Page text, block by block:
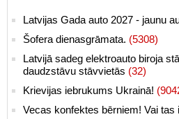
Latvijas Gada auto 2027 - jaunu
Šofera dienasgrāmata. (5308)
Latvijā sadeg elektroauto biroja
daudzstāvu stāvvietās (32)
Krievijas iebrukums Ukrainā!
Vecas konfektes bērniem! Vai tas